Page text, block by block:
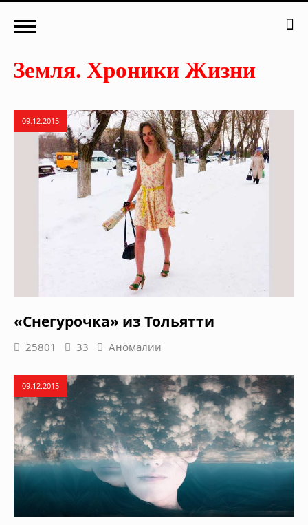
09.12.2015
«Снегурочка» из Тольятти
25801 33 Аномалии
09.12.2015